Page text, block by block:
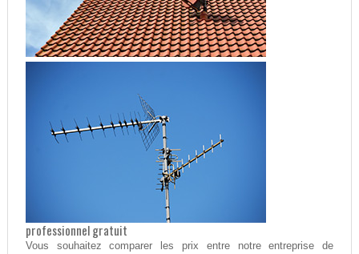
professionnel gratuit
Vous souhaitez comparer les prix entre notre entreprise de